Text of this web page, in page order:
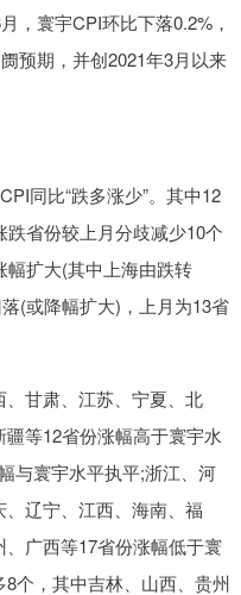
，寰宇CPI环比下落0.2%，
预期，并创2021年3月以来
同比“跌多涨少”。其中12
省份较上月分歧减少10个
幅扩大(其中上海由跌转
(或降幅扩大)，上月为13省
甘肃、江苏、宁夏、北
等12省份涨幅高于寰宇水
与寰宇水平执平;浙江、河
辽宁、江西、海南、福
广西等17省份涨幅低于寰
个，其中吉林、山西、贵州